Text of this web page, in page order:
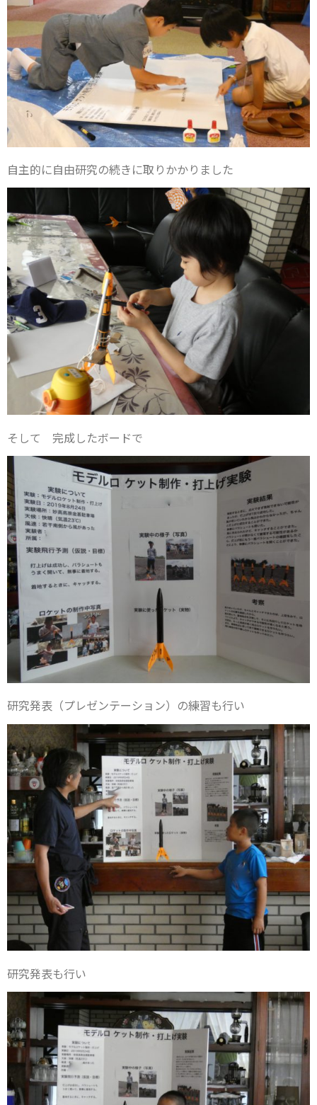
自主的に自由研究の続きに取りかかりました
そして 完成したボードで
研究発表（プレゼンテーション）の練習も行い
研究発表も行い